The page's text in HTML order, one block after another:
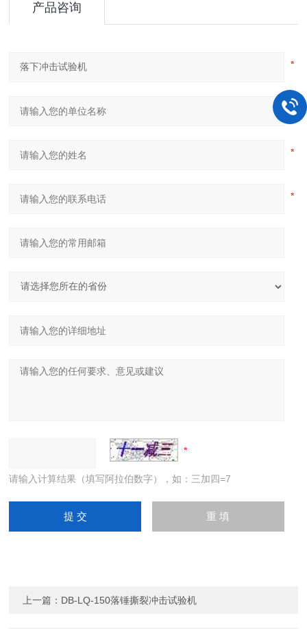
产品咨询
请输入计算结果（填写阿拉伯数字），如：三加四=7
上一篇： DB-LQ-150落锤撕裂冲击试验机